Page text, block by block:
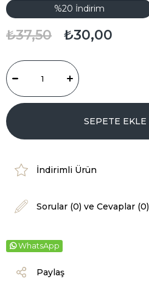
%20 İndirim
₺37,50 ₺30,00
İndirimli Ürün
Sorular (0) ve Cevaplar (0)
WhatsApp
Paylaş